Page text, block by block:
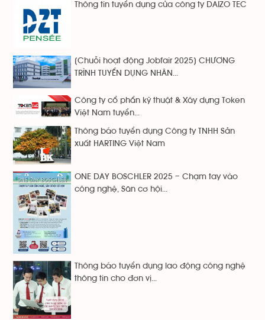
Thông tin tuyển dụng của công ty DAIZO TEC
[Chuỗi hoạt động Jobfair 2025] CHƯƠNG
TRÌNH TUYỂN DỤNG NHÂN...
Công ty cổ phẩn kỹ thuật & Xây dựng Token
Việt Nam tuyển...
Thông báo tuyển dụng Công ty TNHH Sản
xuất HARTING Việt Nam
ONE DAY BOSCHLER 2025 – Chạm tay vào
công nghệ, Săn cơ hội...
Thông báo tuyển dụng lao động công nghệ
thông tin cho đơn vị...